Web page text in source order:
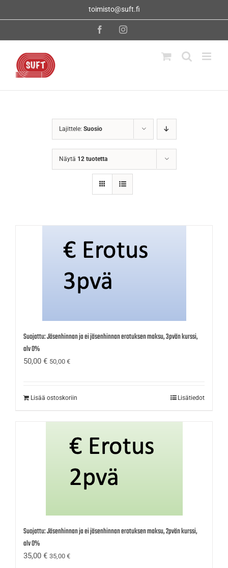
toimisto@suft.fi
FacebookInstagram
Lajittele: Suosio
Näytä 12 tuotetta
Suojattu: Jäsenhinnan ja ei jäsenhinnan erotuksen maksu, 3pvän kurssi,
alv 0%
50,00 € 50,00 €
Lisää ostoskoriin Lisätiedot
Suojattu: Jäsenhinnan ja ei jäsenhinnan erotuksen maksu, 2pvän kurssi,
alv 0%
35,00 € 35,00 €